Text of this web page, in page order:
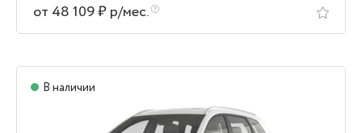
от 48 109 ₽ р/мес.
В наличии